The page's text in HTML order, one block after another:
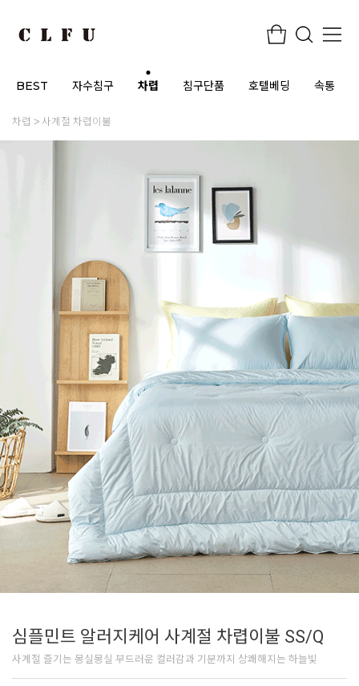
BEST 자수침구 차렵 침구단품 호텔베딩 속통
차렵 사계절 차렵이불
심플민트 알러지케어 사계절 차렵이불 SS/Q
사계절 즐기는 몽실몽실 부드러운 컬러감과 기분까지 상쾌해지는 하늘빛